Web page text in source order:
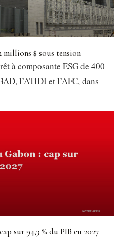
millions $ sous tension
à composante ESG de 400
l’ATIDI et l’AFC, dans
sur 94,3 % du PIB en 2027